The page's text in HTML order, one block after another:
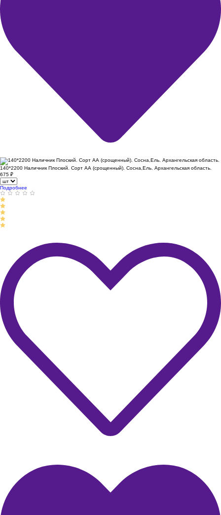
140*2200 Наличник Плоский. Сорт АА (срощенный). Сосна,Ель. Архангельская область.
675 ₽
Подробнее